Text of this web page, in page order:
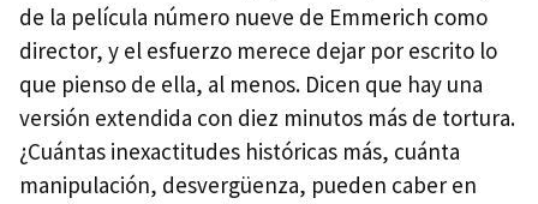
de la película número nueve de Emmerich como
director, y el esfuerzo merece dejar por escrito lo
que pienso de ella, al menos. Dicen que hay una
versión extendida con diez minutos más de tortura.
¿Cuántas inexactitudes históricas más, cuánta
manipulación, desvergüenza, pueden caber en